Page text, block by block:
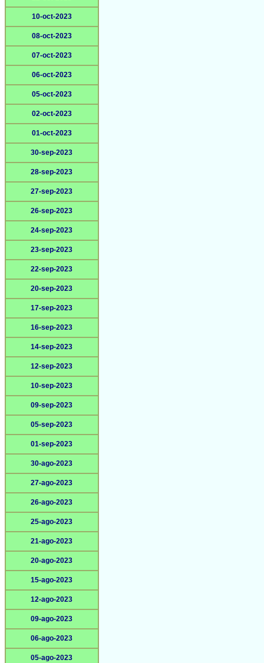
10-oct-2023
08-oct-2023
07-oct-2023
06-oct-2023
05-oct-2023
02-oct-2023
01-oct-2023
30-sep-2023
28-sep-2023
27-sep-2023
26-sep-2023
24-sep-2023
23-sep-2023
22-sep-2023
20-sep-2023
17-sep-2023
16-sep-2023
14-sep-2023
12-sep-2023
10-sep-2023
09-sep-2023
05-sep-2023
01-sep-2023
30-ago-2023
27-ago-2023
26-ago-2023
25-ago-2023
21-ago-2023
20-ago-2023
15-ago-2023
12-ago-2023
09-ago-2023
06-ago-2023
05-ago-2023